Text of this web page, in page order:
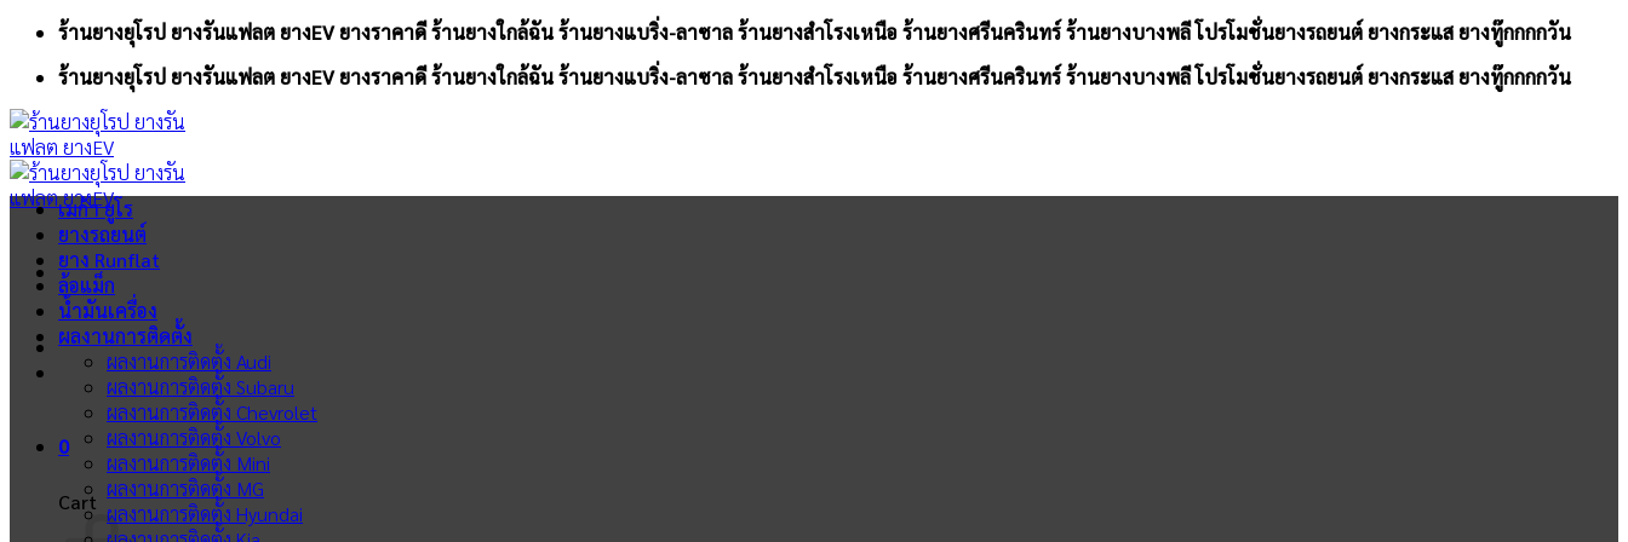
Skip
content
ร้านยางยุโรป ยางรันแฟลต ยางEV ยางราคาดี ร้านยางใกล้ฉัน ร้านยางแบริ่ง-ลาซาล ร้านยางสำโรงเหนือ ร้านยางศรีนครินทร์ ร้านยางบางพลี โปรโมชั่นยางรถยนต์ ยางกระแส ยางทู๊กกกกวัน
ร้านยางยุโรป ยางรันแฟลต ยางEV ยางราคาดี ร้านยางใกล้ฉัน ร้านยางแบริ่ง-ลาซาล ร้านยางสำโรงเหนือ ร้านยางศรีนครินทร์ ร้านยางบางพลี โปรโมชั่นยางรถยนต์ ยางกระแส ยางทู๊กกกกวัน
0
Cart
เมก้า ยูโร
ยางรถยนต์
ยาง Runflat
ล้อแม็ก
น้ำมันเครื่อง
ผลงานการติดตั้ง
ผลงานการติดตั้ง Audi
ผลงานการติดตั้ง Subaru
ผลงานการติดตั้ง Chevrolet
ผลงานการติดตั้ง Volvo
ผลงานการติดตั้ง Mini
ผลงานการติดตั้ง MG
ผลงานการติดตั้ง Hyundai